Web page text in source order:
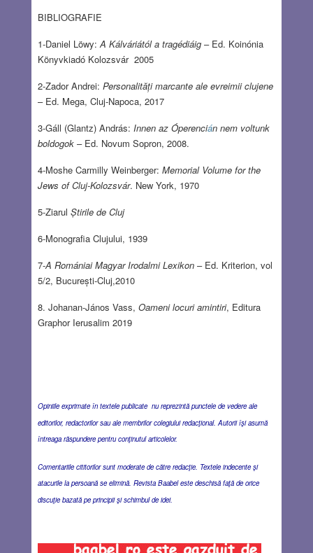
BIBLIOGRAFIE
1-Daniel Löwy:A Kálváriától a tragédiáig – Ed. Koinónia
Könyvkiadó Kolozsvár 2005
2-Zador Andrei: Personalități marcante ale evreimii clujene
– Ed. Mega, Cluj-Napoca, 2017
3-Gáll (Glantz) András: Innen az Óperencián nem voltunk
boldogok – Ed. Novum Sopron, 2008.
4-Moshe Carmilly Weinberger: Memorial Volume for the
Jews of Cluj-Kolozsvár. New York, 1970
5-Ziarul Știrile de Cluj
6-Monografia Clujului, 1939
7-A Romániai Magyar Irodalmi Lexikon– Ed. Kriterion, vol
5/2, București-Cluj,2010
8. Johanan-János Vass, Oameni locuri amintiri, Editura
Graphor Ierusalim 2019
Opiniile exprimate în textele publicate nu reprezintă punctele de vedere ale
editorilor, redactorilor sau ale membrilor colegiului redacţional. Autorii îşi asumă
întreaga răspundere pentru conţinutul articolelor.
Comentariile cititorilor sunt moderate de către redacţie. Textele indecente şi
atacurile la persoană se elimină. Revista Baabel este deschisă faţă de orice
discuţie bazată pe principii şi schimbul de idei.